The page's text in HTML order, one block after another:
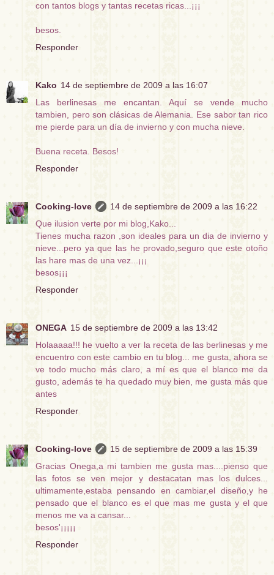
con tantos blogs y tantas recetas ricas...¡¡¡
besos.
Responder
Kako 14 de septiembre de 2009 a las 16:07
Las berlinesas me encantan. Aquí se vende mucho
tambien, pero son clásicas de Alemania. Ese sabor tan rico
me pierde para un día de invierno y con mucha nieve.
Buena receta. Besos!
Responder
Cooking-love
14 de septiembre de 2009 a las 16:22
Que ilusion verte por mi blog,Kako...
Tienes mucha razon ,son ideales para un dia de invierno y
nieve...pero ya que las he provado,seguro que este otoño
las hare mas de una vez...¡¡¡
besos¡¡¡
Responder
ONEGA 15 de septiembre de 2009 a las 13:42
Holaaaaa!!! he vuelto a ver la receta de las berlinesas y me
encuentro con este cambio en tu blog... me gusta, ahora se
ve todo mucho más claro, a mí es que el blanco me da
gusto, además te ha quedado muy bien, me gusta más que
antes
Responder
Cooking-love
15 de septiembre de 2009 a las 15:39
Gracias Onega,a mi tambien me gusta mas....pienso que
las fotos se ven mejor y destacatan mas los dulces...
ultimamente,estaba pensando en cambiar,el diseño,y he
pensado que el blanco es el que mas me gusta y el que
menos me va a cansar...
besos'¡¡¡¡¡
Responder